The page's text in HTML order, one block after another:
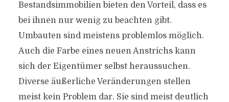
Bestandsimmobilien bieten den Vorteil, dass es
bei ihnen nur wenig zu beachten gibt.
Umbauten sind meistens problemlos möglich.
Auch die Farbe eines neuen Anstrichs kann
sich der Eigentümer selbst heraussuchen.
Diverse äußerliche Veränderungen stellen
meist kein Problem dar. Sie sind meist deutlich